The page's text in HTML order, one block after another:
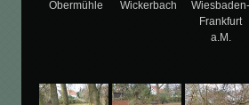
Obermühle
Wickerbach
Wiesbaden-
Frankfurt
a.M.